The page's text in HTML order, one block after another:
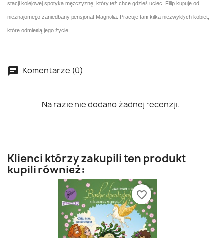
stacji kolejowej spotyka mężczyznę, który też chce gdzieś uciec. Filip kupuje od
nieznajomego zaniedbany pensjonat Magnolia. Pracuje tam kilka niezwykłych kobiet,
które odmienią jego życie...
Komentarze (0)
Na razie nie dodano żadnej recenzji.
Klienci którzy zakupili ten produkt
kupili również:
favorite_border